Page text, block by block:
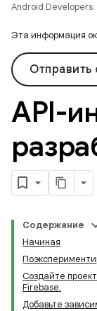
Android Developers
Эта информация
Отправить
API-
Содержание
Начиная
Создайте
Firebase.
Добавьте